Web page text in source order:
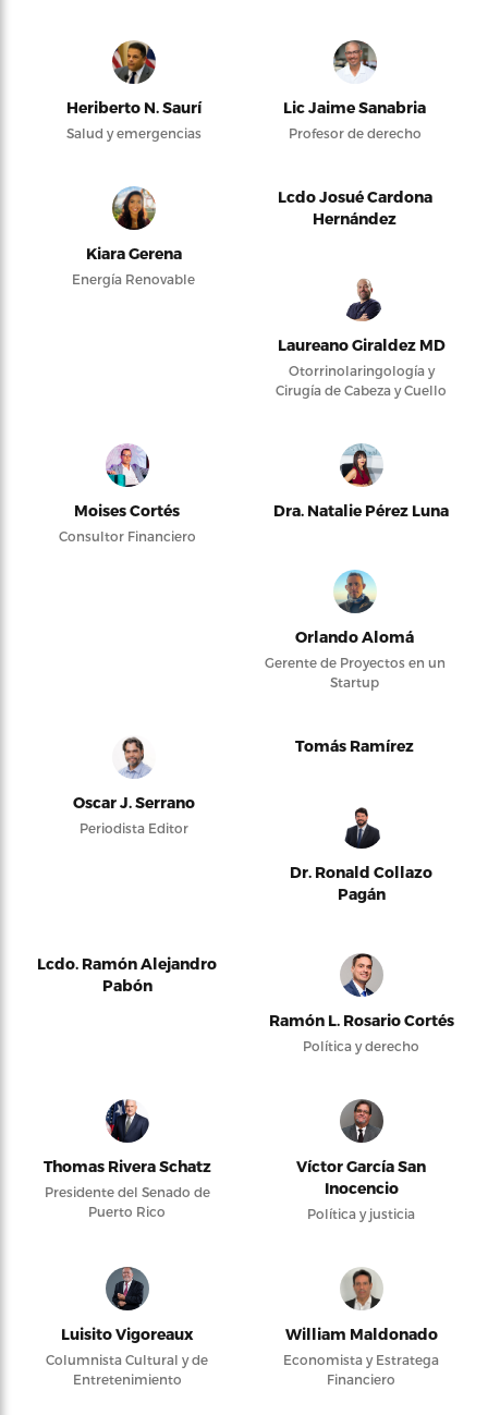
Heriberto N. Saurí
Salud y emergencias
Lic Jaime Sanabria
Profesor de derecho
Kiara Gerena
Energía Renovable
Lcdo Josué Cardona
Hernández
Laureano Giraldez MD
Otorrinolaringología y
Cirugía de Cabeza y Cuello
Moises Cortés
Consultor Financiero
Dra. Natalie Pérez Luna
Orlando Alomá
Gerente de Proyectos en un
Startup
Oscar J. Serrano
Periodista Editor
Tomás Ramírez
Dr. Ronald Collazo
Pagán
Lcdo. Ramón Alejandro
Pabón
Ramón L. Rosario Cortés
Política y derecho
Thomas Rivera Schatz
Presidente del Senado de
Puerto Rico
Víctor García San
Inocencio
Política y justicia
Luisito Vigoreaux
Columnista Cultural y de
Entretenimiento
William Maldonado
Economista y Estratega
Financiero